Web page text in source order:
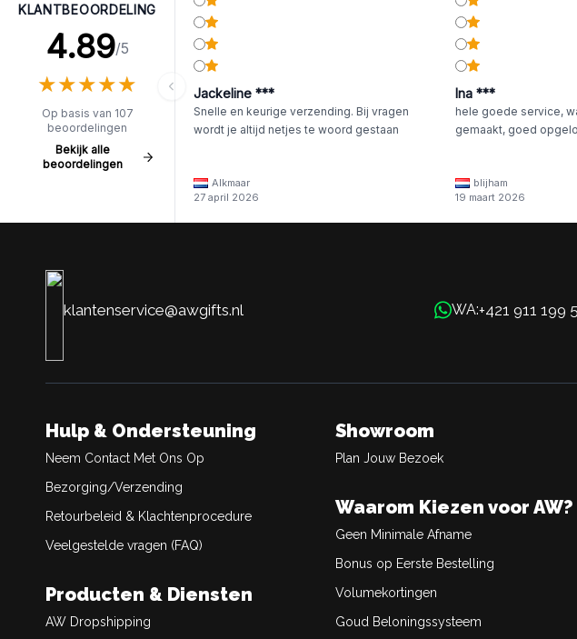
KLANTBEOORDELING
4.89/5
★★★★★
★★★★★
Op basis van 107
beoordelingen
Bekijk alle
beoordelingen
Jackeline ***
Snelle en keurige verzending. Bij vragen
wordt je altijd netjes te woord gestaan
Alkmaar
27 april 2026
Ina ***
hele goede service,
gemaakt, goed
blijham
19 maart 2026
klantenservice@awgifts.nl WA:+421 911 199
Hulp & Ondersteuning
Neem Contact Met Ons Op
Bezorging/Verzending
Retourbeleid & Klachtenprocedure
Veelgestelde vragen (FAQ)
Producten & Diensten
AW Dropshipping
Showroom
Plan Jouw Bezoek
Waarom Kiezen voor AW?
Geen Minimale Afname
Bonus op Eerste Bestelling
Volumekortingen
Goud Beloningssysteem